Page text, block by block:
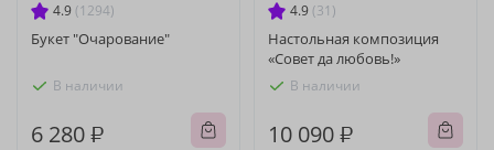
4.9 (1294)
Букет "Очарование"
В наличии
6 280 ₽
4.9 (31)
Настольная композиция
«Совет да любовь!»
В наличии
10 090 ₽